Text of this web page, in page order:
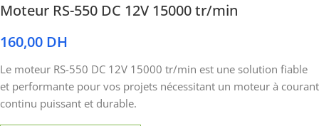
Moteur RS-550 DC 12V 15000 tr/min
160,00 DH
Le moteur RS-550 DC 12V 15000 tr/min est une solution fiable
et performante pour vos projets nécessitant un moteur à courant
continu puissant et durable.